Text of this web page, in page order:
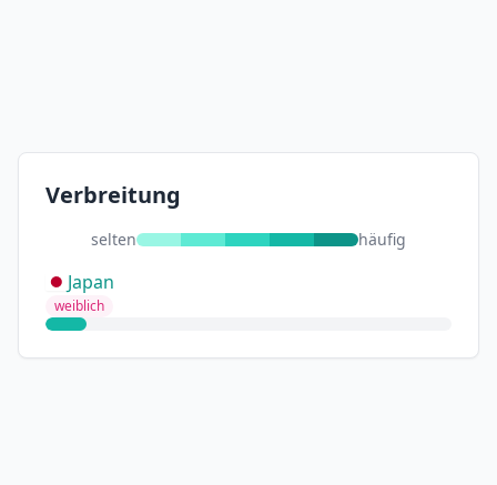
Verbreitung
selten häufig
Japan
weiblich